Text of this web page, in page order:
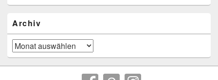
Archiv
Archiv